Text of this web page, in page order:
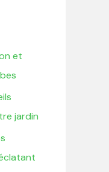
et
jardin